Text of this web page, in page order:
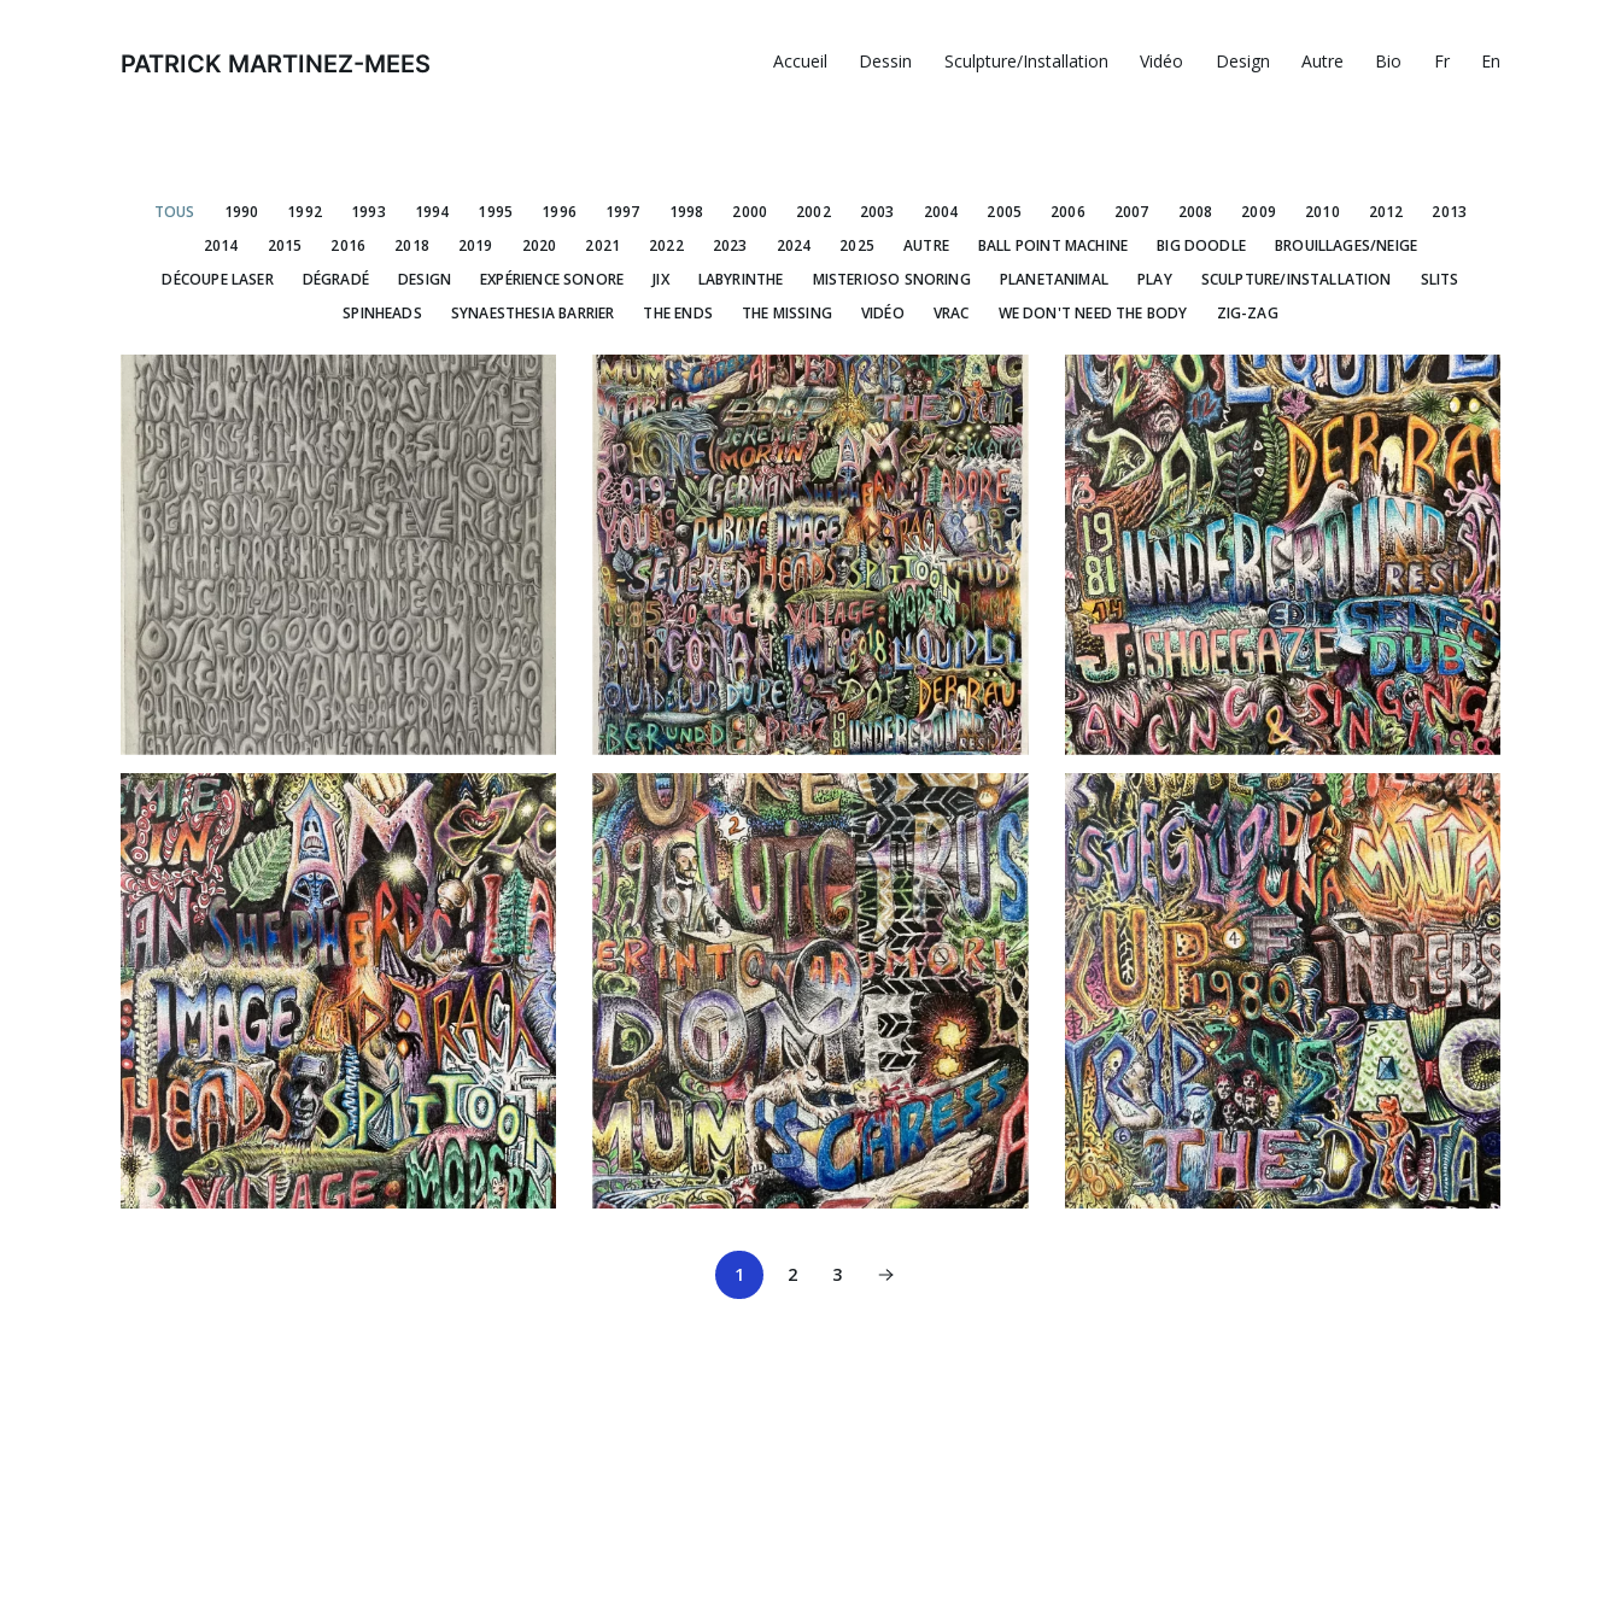
PATRICK MARTINEZ-MEES Accueil Dessin Sculpture/Installation Vidéo Design Autre Bio Fr En
TOUS 1990 1992 1993 1994 1995 1996 1997 1998 2000 2002 2003 2004 2005 2006 2007 2008 2009 2010 2012
2013
2014
2015 2016 2018 2019 2020 2021 2022 2023 2024 2025 AUTRE BALL POINT MACHINE BIG DOODLE
BROUILLAGES/NEIGE
DÉCOUPE LASER
DÉGRADÉ DESIGN EXPÉRIENCE SONORE JIX LABYRINTHE MISTERIOSO SNORING PLANETANIMAL PLAY SCULPTURE/INSTALLATION
SLITS
SPINHEADS
SYNAESTHESIA BARRIER THE ENDS THE MISSING VIDÉO VRAC WE DON'T NEED THE BODY ZIG-ZAG
1 2 3